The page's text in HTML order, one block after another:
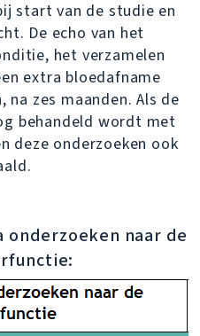
start van de studie en
De echo van het
het verzamelen
extra bloedafname
zes maanden. Als de
behandeld wordt met
deze onderzoeken ook
onderzoeken naar de